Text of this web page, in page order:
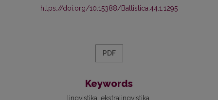
https://doi.org/10.15388/Baltistica.44.1.1295
PDF
Keywords
lingvistika ekstralingvistika